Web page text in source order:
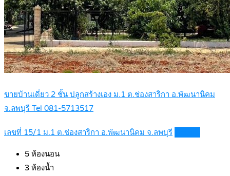
ขายบ้านเดี่ยว 2 ชั้น ปลูกสร้างเอง ม.1 ต.ช่องสาริกา อ.พัฒนานิคม
จ.ลพบุรี Tel 081-5713517
เลขที่ 15/1 ม.1 ต.ช่องสาริกา อ.พัฒนานิคม จ.ลพบุรี
5 ห้องนอน
3 ห้องน้ำ